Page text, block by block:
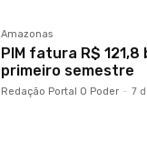
Amazonas
PIM fatura R$ 121,8
primeiro semestre
Redação Portal O Poder - 7